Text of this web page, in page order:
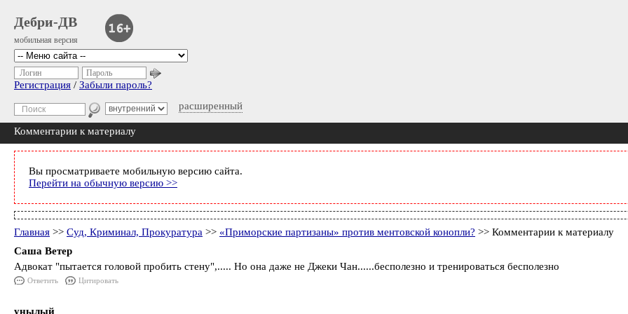
Дебри-ДВ
мобильная версия
расширенный
Логин Пароль
Регистрация / Забыли пароль?
Комментарии к материалу
Вы просматриваете мобильную версию сайта.
Перейти на обычную версию >>
Главная >> Суд, Криминал, Прокуратура >> «Приморские партизаны» против ментовской конопли? >> Комментарии к материалу
Саша Ветер
Адвокат "пытается головой пробить стену",..... Но она даже не Джеки Чан......бесполезно и тренироваться бесполезно
Ответить Цитировать
унылый